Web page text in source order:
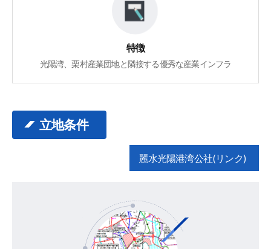
特徴
光陽湾、栗村産業団地と隣接する優秀な産業インフラ
立地条件
麗水光陽港湾公社(リンク)